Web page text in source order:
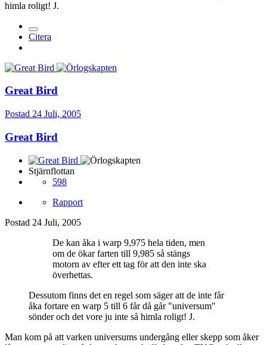
himla roligt! J.
Citera
Great Bird
Postad 24 Juli, 2005
Great Bird
Stjärnflottan
598
Rapport
Postad 24 Juli, 2005
De kan åka i warp 9,975 hela tiden, men
om de ökar farten till 9,985 så stängs
motorn av efter ett tag för att den inte ska
överhettas.
Dessutom finns det en regel som säger att de inte får
åka fortare en warp 5 till 6 får då går "universum"
sönder och det vore ju inte så himla roligt! J.
Man kom på att varken universums undergång eller skepp som åker